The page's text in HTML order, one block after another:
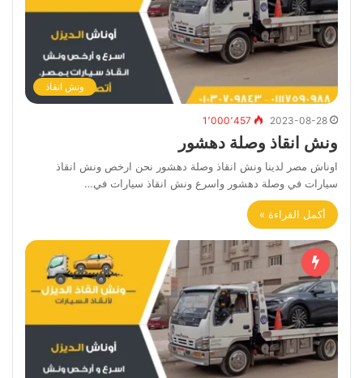
ونش انقاذ
2023-08-28 1٬000٬457
ونش انقاذ وصلة دهشور
اوناش مصر لدينا ونش انقاذ وصلة دهشور نحن ارخص ونش انقاذ
سيارات في وصلة دهشور واسرع ونش انقاذ سيارات في…
أكمل القراءة »